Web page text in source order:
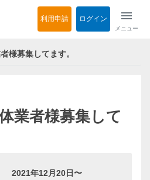
利用申請 ログイン menu
メニュー
様募集してます。
業者様募集して
2021年12月20日〜